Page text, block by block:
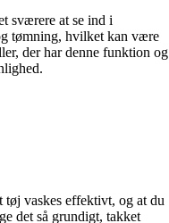
sværere at se ind i
tømning, hvilket kan være
der har denne funktion og
vaskes effektivt, og at du
det så grundigt, takket